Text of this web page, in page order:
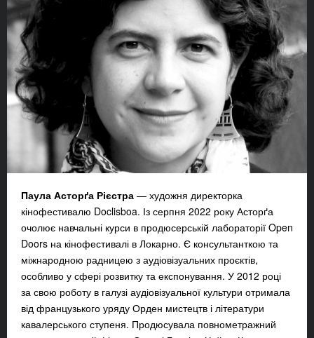
Паула Асторґа Рієстра — художня директорка
кінофестивалю Doclisboa. Із серпня 2022 року Асторґа
очолює навчальні курси в продюсерській лабораторії Open
Doors на кінофестивалі в Локарно. Є консультанткою та
міжнародною радницею з аудіовізуальних проєктів,
особливо у сфері розвитку та експонування. У 2012 році
за свою роботу в галузі аудіовізуальної культури отримала
від французького уряду Орден мистецтв і літератури
кавалерського ступеня. Продюсувала повнометражний